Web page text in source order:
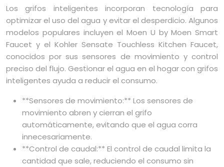
Los grifos inteligentes incorporan tecnología para
optimizar el uso del agua y evitar el desperdicio. Algunos
modelos populares incluyen el Moen U by Moen Smart
Faucet y el Kohler Sensate Touchless Kitchen Faucet,
conocidos por sus sensores de movimiento y control
preciso del flujo. Gestionar el agua en el hogar con grifos
inteligentes ayuda a reducir el consumo.
**Sensores de movimiento:** Los sensores de
movimiento abren y cierran el grifo
automáticamente, evitando que el agua corra
innecesariamente.
**Control de caudal:** El control de caudal limita la
cantidad que sale, reduciendo el consumo sin